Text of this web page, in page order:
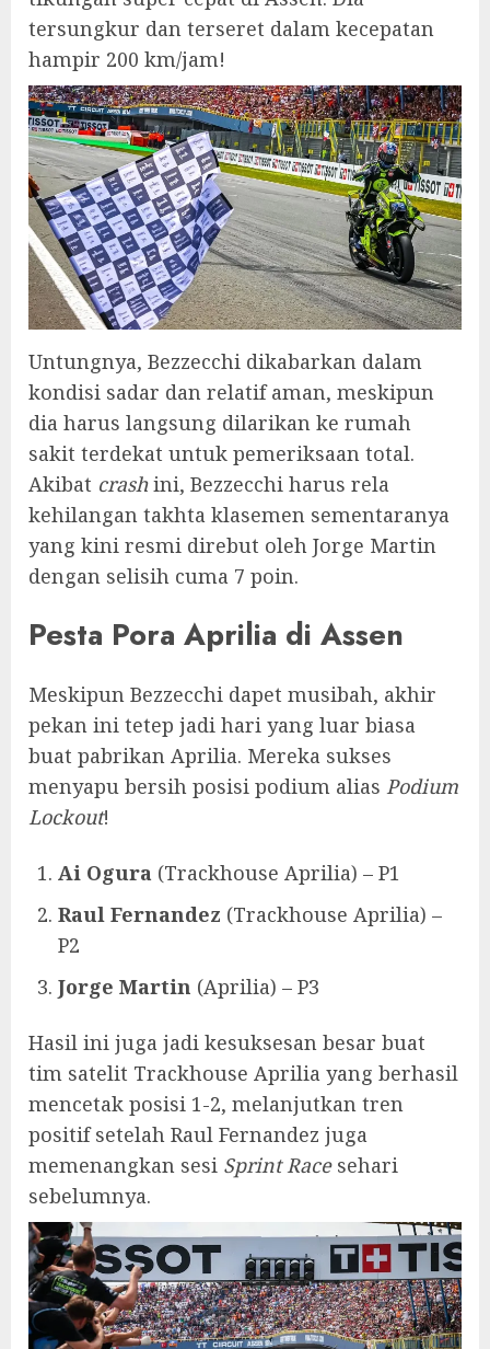
tersungkur dan terseret dalam kecepatan
hampir 200 km/jam!
Untungnya, Bezzecchi dikabarkan dalam
kondisi sadar dan relatif aman, meskipun
dia harus langsung dilarikan ke rumah
sakit terdekat untuk pemeriksaan total.
Akibat crashini, Bezzecchi harus rela
kehilangan takhta klasemen sementaranya
yang kini resmi direbut oleh Jorge Martin
dengan selisih cuma 7 poin.
Pesta Pora Aprilia di Assen
Meskipun Bezzecchi dapet musibah, akhir
pekan ini tetep jadi hari yang luar biasa
buat pabrikan Aprilia. Mereka sukses
menyapu bersih posisi podium alias Podium
Lockout!
Ai Ogura (Trackhouse Aprilia) – P1
Raul Fernandez (Trackhouse Aprilia) –
P2
Jorge Martin (Aprilia) – P3
Hasil ini juga jadi kesuksesan besar buat
tim satelit Trackhouse Aprilia yang berhasil
mencetak posisi 1-2, melanjutkan tren
positif setelah Raul Fernandez juga
memenangkan sesi Sprint Racesehari
sebelumnya.